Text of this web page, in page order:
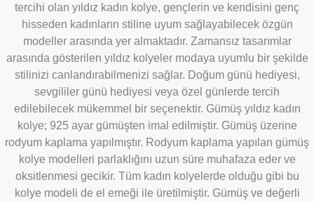
tercihi olan yıldız kadın kolye, gençlerin ve kendisini genç
hisseden kadınların stiline uyum sağlayabilecek özgün
modeller arasında yer almaktadır. Zamansız tasarımlar
arasında gösterilen yıldız kolyeler modaya uyumlu bir şekilde
stilinizi canlandırabilmenizi sağlar. Doğum günü hediyesi,
sevgililer günü hediyesi veya özel günlerde tercih
edilebilecek mükemmel bir seçenektir. Gümüş yıldız kadın
kolye; 925 ayar gümüşten imal edilmiştir. Gümüş üzerine
rodyum kaplama yapılmıştır. Rodyum kaplama yapılan gümüş
kolye modelleri parlaklığını uzun süre muhafaza eder ve
oksitlenmesi gecikir. Tüm kadın kolyelerde olduğu gibi bu
kolye modeli de el emeği ile üretilmiştir. Gümüş ve değerli